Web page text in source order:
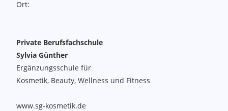
Ort:
Private Berufsfachschule
Sylvia Günther
Ergänzungsschule für
Kosmetik, Beauty, Wellness und Fitness
www.sg-kosmetik.de